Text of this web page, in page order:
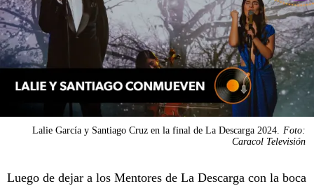
Lalie García y Santiago Cruz en la final de La Descarga 2024. Foto:
Caracol Televisión
Luego de dejar a los Mentores de La Descarga con la boca